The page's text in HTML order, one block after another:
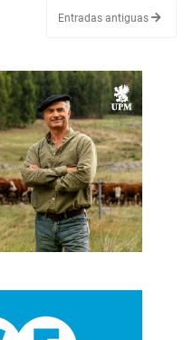
Entradas antiguas